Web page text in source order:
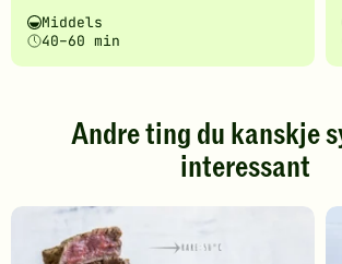
fått
5
av
stjerner.
gi
vurdering.
Vanskelighetsgrad
Middels
Tilberedningstid
40–60 min
Andre ting du kanskje
interessant